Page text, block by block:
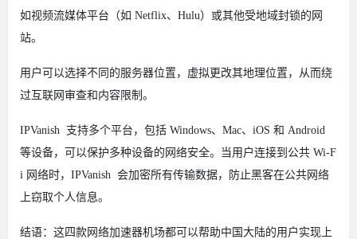
如视频流媒体平台（如 Netflix、Hulu）或其他受地域封锁的网
站。
用户可以选择不同的服务器位置，虚拟更改其地理位置，从而绕
过互联网审查和内容限制。
IPVanish 支持多个平台，包括 Windows、Mac、iOS 和 Android
等设备，可以保护多种设备的网络安全。当用户连接到公共 Wi-F
i 网络时，IPVanish 会加密所有传输数据，防止黑客在公共网络
上窃取个人信息。
结语：这四款网络加速器机场都可以帮助中国大陆的用户实现上